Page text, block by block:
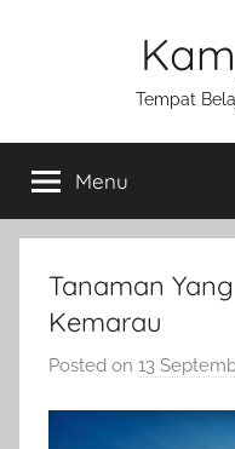
Tempat
Menu
Tanaman
Kemarau
Posted on 13